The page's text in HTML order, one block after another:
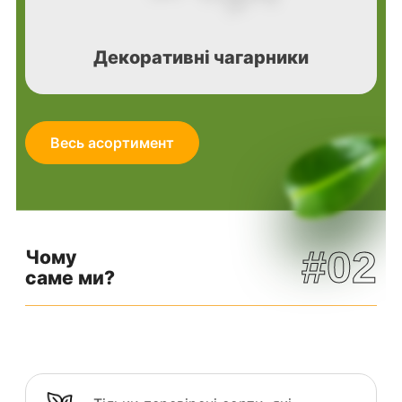
Декоративні чагарники
Весь асортимент
Чому
саме ми?
#02